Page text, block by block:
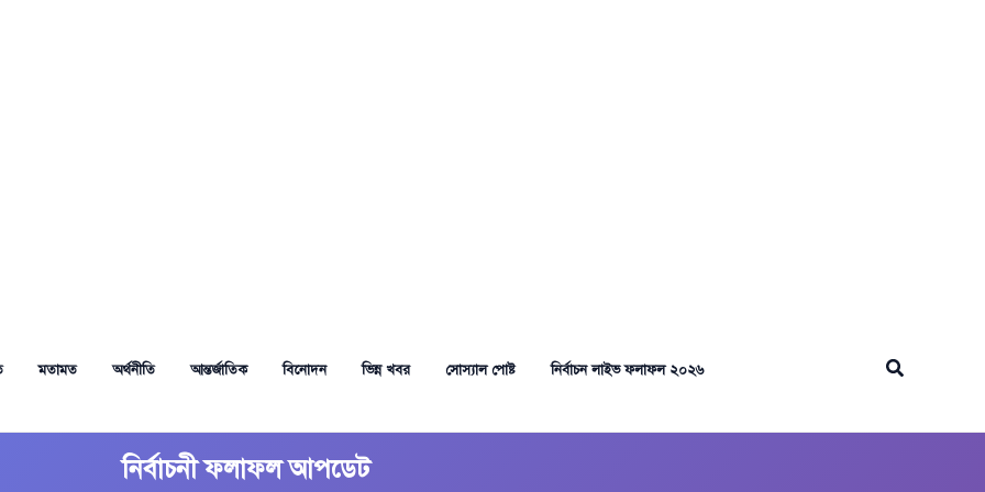
মতামত অর্থনীতি আন্তর্জাতিক বিনোদন ভিন্ন খবর সোস্যাল পোষ্ট নির্বাচন লাইভ ফলাফল ২০২৬ Search
নির্বাচনী ফলাফল আপডেট